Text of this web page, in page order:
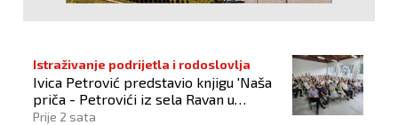
Istraživanje podrijetla i rodoslovlja
Ivica Petrović predstavio knjigu 'Naša
priča - Petrovići iz sela Ravan u
Busovači'
Prije 2 sata